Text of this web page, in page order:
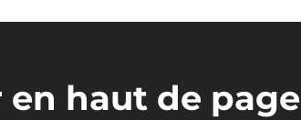
en haut de page